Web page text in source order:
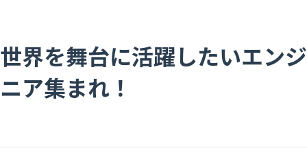
世界を舞台に活躍したいエンジ
ニア集まれ！